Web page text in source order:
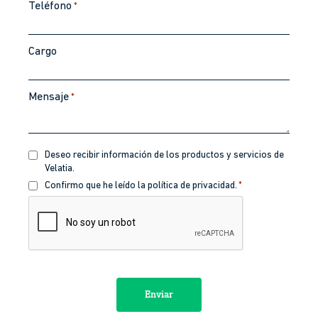
Teléfono *
Cargo
Mensaje *
Recibir
información
Deseo recibir información de los productos y servicios de
Velatia.
Política
de
privacidad
Confirmo que he leído la política de privacidad. *